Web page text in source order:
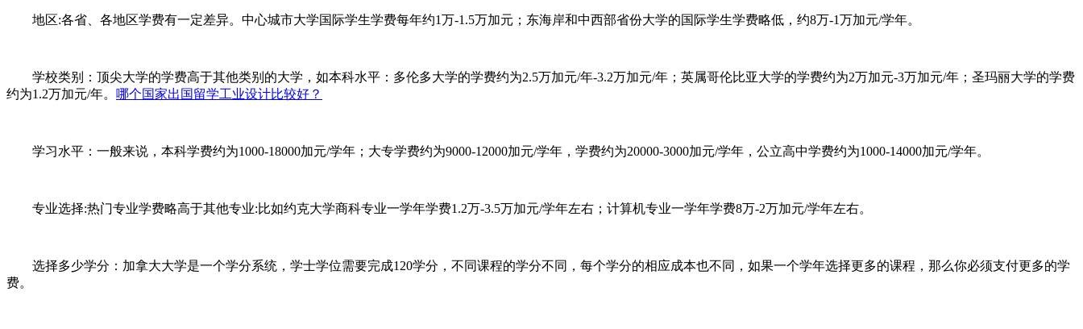
地区:各省、各地区学费有一定差异。中心城市大学国际学生学费每年约1万-1.5万加元；东海岸和中西部省份大学的国际学生学费略低，约8万-1万加元/学年。
学校类别：顶尖大学的学费高于其他类别的大学，如本科水平：多伦多大学的学费约为2.5万加元/年-3.2万加元/年；英属哥伦比亚大学的学费约为2万加元-3万加元/年；圣玛丽大学的学费
约为1.2万加元/年。 哪个国家出国留学工业设计比较好？
学习水平：一般来说，本科学费约为1000-18000加元/学年；大专学费约为9000-12000加元/学年，学费约为20000-3000加元/学年，公立高中学费约为1000-14000加元/学年。
专业选择:热门专业学费略高于其他专业:比如约克大学商科专业一学年学费1.2万-3.5万加元/学年左右；计算机专业一学年学费8万-2万加元/学年左右。
选择多少学分：加拿大大学是一个学分系统，学士学位需要完成120学分，不同课程的学分不同，每个学分的相应成本也不同，如果一个学年选择更多的课程，那么你必须支付更多的学
费。